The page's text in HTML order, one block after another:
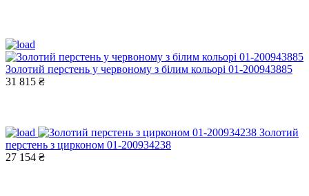
Золотий перстень у червоному з білим кольорі 01-200943885
31 815 ₴
Золотий
перстень з цирконом 01-200934238
27 154 ₴